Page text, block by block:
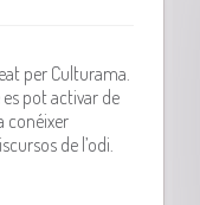
per Culturama.
pot activar de
conéixer
de l’odi.